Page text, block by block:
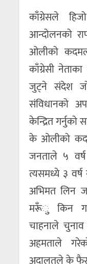
काँग्रेसले
आन्दोलनको
ओलीको
काँग्रेसी
जुट्ने संदेश
संविधानको
केन्द्रित गर्नुको
के ओलीको
जनताले ५
त्यसमध्ये ३
अभिमत लिन
मरूँु किन
चाहनाले
अहमताले